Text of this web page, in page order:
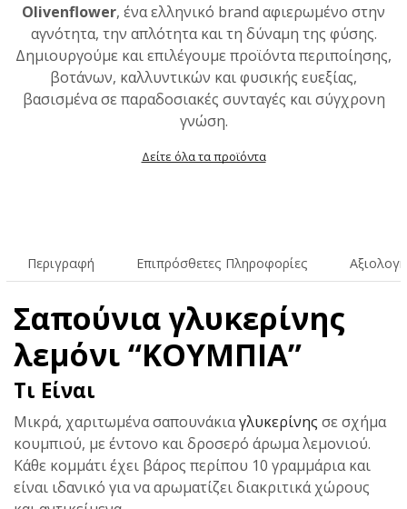
Olivenflower, ένα ελληνικό brand αφιερωμένο στην
αγνότητα, την απλότητα και τη δύναμη της φύσης.
Δημιουργούμε και επιλέγουμε προϊόντα περιποίησης,
βοτάνων, καλλυντικών και φυσικής ευεξίας,
βασισμένα σε παραδοσιακές συνταγές και σύγχρονη
γνώση.
Δείτε όλα τα προϊόντα
Περιγραφή Επιπρόσθετες Πληροφορίες
Σαπούνια γλυκερίνης
λεμόνι “ΚΟΥΜΠΙΑ”
Τι Είναι
Μικρά, χαριτωμένα σαπουνάκιαγλυκερίνης σε σχήμα
κουμπιού, με έντονο και δροσερό άρωμα λεμονιού.
Κάθε κομμάτι έχει βάρος περίπου 10 γραμμάρια και
είναι ιδανικό για να αρωματίζει διακριτικά χώρους